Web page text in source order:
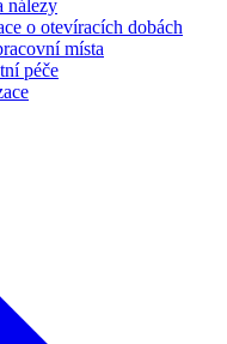
nálezy
o otevíracích dobách
místa
péče